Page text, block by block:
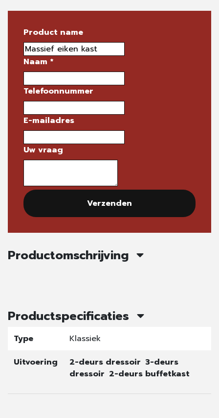
Product name
Naam *
Telefoonnummer
E-mailadres
Uw vraag
Verzenden
Productomschrijving
Productspecificaties
Type
Klassiek
Uitvoering
2-deurs dressoir 3-deurs
dressoir 2-deurs buffetkast